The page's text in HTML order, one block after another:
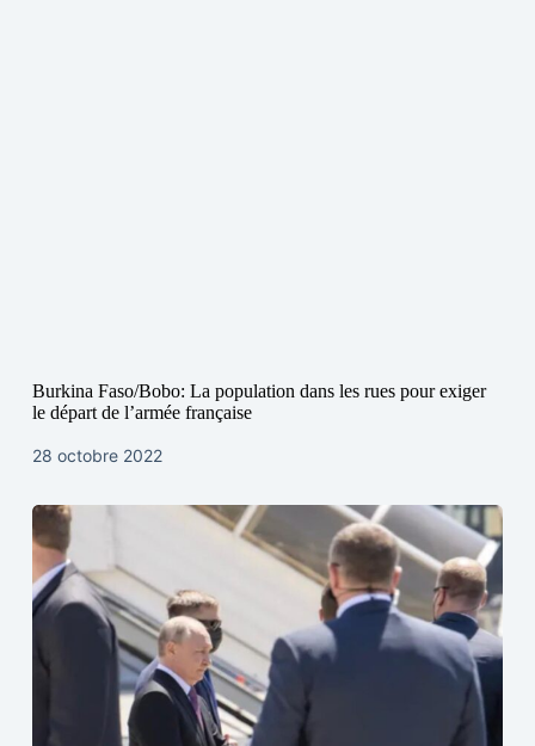
Burkina Faso/Bobo: La population dans les rues pour exiger
le départ de l’armée française
28 octobre 2022